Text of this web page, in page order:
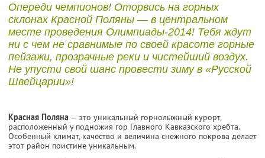
Опереди чемпионов! Оторвись на горных
склонах Красной Поляны — в центральном
месте проведения Олимпиады-2014! Тебя ждут
ни с чем не сравнимые по своей красоте горные
пейзажи, прозрачные реки и чистейший воздух.
Не упусти свой шанс провести зиму в «Русской
Швейцарии»!
Красная Поляна — это уникальный горнолыжный курорт,
расположенный у подножия гор Главного Кавказского хребта.
Особенный климат, качество и величина снежного покрова делает
этот район поистине уникальным.